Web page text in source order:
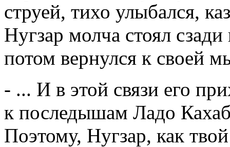
струей, тихо улыбался,
Нугзар молча стоял
потом вернулся к своей
- ... И в этой связи его
к последышам Ладо
Поэтому, Нугзар, как